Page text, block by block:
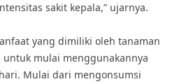
sakit kepala,” ujarnya.
yang dimiliki oleh tanaman
mulai menggunakannya
Mulai dari mengonsumsi